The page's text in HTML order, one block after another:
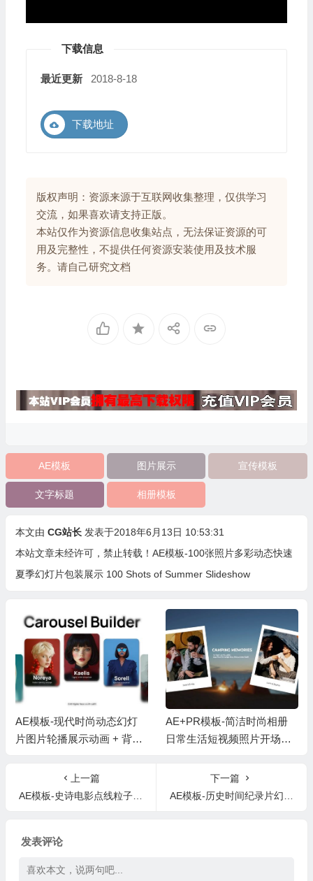
下载信息
最近更新 2018-8-18
下载地址
版权声明：资源来源于互联网收集整理，仅供学习
交流，如果喜欢请支持正版。
本站仅作为资源信息收集站点，无法保证资源的可
用及完整性，不提供任何资源安装使用及技术服
务。请自己研究文档
AE模板 图片展示 宣传模板
文字标题 相册模板
本文由 CG站长 发表于2018年6月13日 10:53:31
本站文章未经许可，禁止转载！ AE模板-100张照片多彩动态快速
夏季幻灯片包装展示 100 Shots of Summer Slideshow
AE模板-现代时尚动态幻灯
片图片轮播展示动画 + 背景
AE+PR模板-简洁时尚相册
日常生活短视频照片开场片
上一篇
AE模板-史诗电影点线粒子遮罩视差幻灯片开场 Plexus Parallax Slideshow Opener
下一篇
AE模板-历史时间纪录片幻灯片回忆相册片头 History Time Documentary Slideshow
发表评论